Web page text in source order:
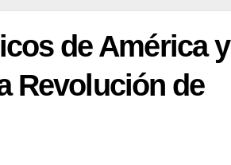
de América y
Revolución de